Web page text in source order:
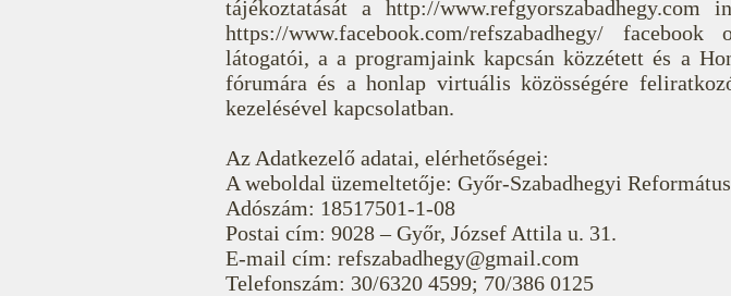
tájékoztatását a http://
https://www.facebook.com/refszabadhegy/
látogatói, a a programjaink kapcsán közzétett és a
fórumára és a honlap virtuális közösségére
kezelésével kapcsolatban.
Az Adatkezelő adatai, elérhetőségei:
A weboldal üzemeltetője: Győr-Szabadhegyi
Adószám: 18517501-1-08
Postai cím: 9028 – Győr, József Attila u. 31.
E-mail cím: refszabadhegy@gmail.com
Telefonszám: 30/6320 4599; 70/386 0125